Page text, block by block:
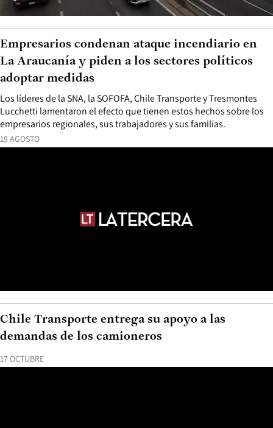
19 AGOSTO
Los líderes de la SNA, la SOFOFA, Chile Transporte y Tresmontes
Lucchetti lamentaron el efecto que tienen estos hechos sobre los
empresarios regionales, sus trabajadores y sus familias.
Empresarios condenan ataque incendiario en
La Araucanía y piden a los sectores políticos
adoptar medidas
17 OCTUBRE
Chile Transporte entrega su apoyo a las
demandas de los camioneros